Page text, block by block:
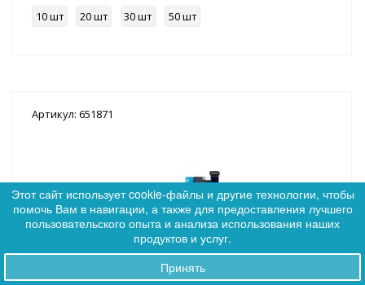
0
10 шт
20 шт 30 шт 50 шт
Артикул: 651871
Этот сайт использует cookie-файлы и другие технологии, чтобы
помочь Вам в навигации, а также для предоставления лучшего
пользовательского опыта и анализа использования наших
продуктов и услуг.
Принять